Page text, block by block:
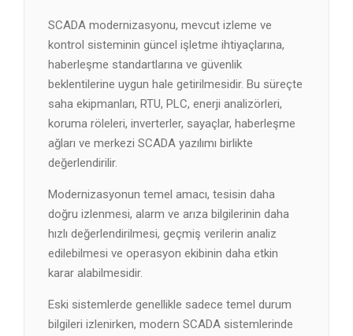
SCADA modernizasyonu, mevcut izleme ve
kontrol sisteminin güncel işletme ihtiyaçlarına,
haberleşme standartlarına ve güvenlik
beklentilerine uygun hale getirilmesidir. Bu süreçte
saha ekipmanları, RTU, PLC, enerji analizörleri,
koruma röleleri, inverterler, sayaçlar, haberleşme
ağları ve merkezi SCADA yazılımı birlikte
değerlendirilir.
Modernizasyonun temel amacı, tesisin daha
doğru izlenmesi, alarm ve arıza bilgilerinin daha
hızlı değerlendirilmesi, geçmiş verilerin analiz
edilebilmesi ve operasyon ekibinin daha etkin
karar alabilmesidir.
Eski sistemlerde genellikle sadece temel durum
bilgileri izlenirken, modern SCADA sistemlerinde